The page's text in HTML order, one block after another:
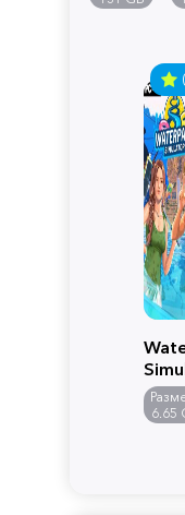
6.65